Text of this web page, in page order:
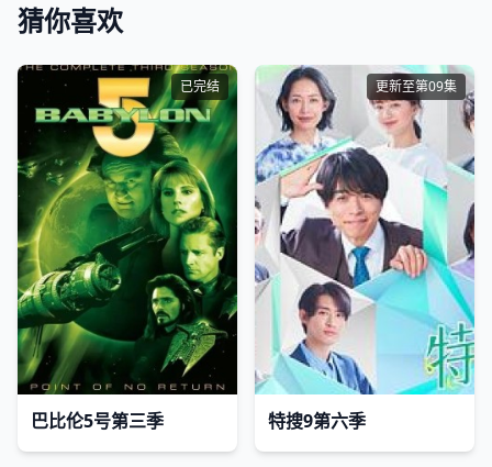
猜你喜欢
已完结
巴比伦5号第三季
更新至第09集
特搜9第六季